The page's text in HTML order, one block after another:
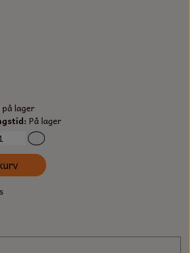
& HAVEMASKINER
SPÆNDEBÅND
BENSINSLANGE OG FILTRE
OG TILBEHØR
REMSKIVER OG STYRERULLER
STIKSAV KLINGER
MEJSLER
VÆRKTØJSSÆT
FEDTPRESSER
på lager
På lager